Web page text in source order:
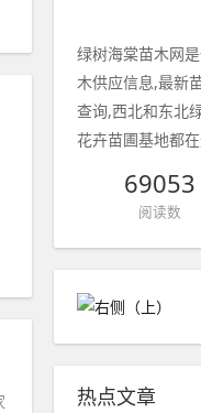
绿树海棠苗木网
木供应信息,最新
查询,西北和东北
花卉苗圃基地都
69053
阅读数
热点文章